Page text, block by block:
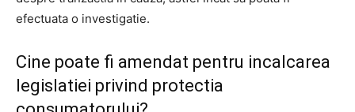
efectuata o investigatie.
Cine poate fi amendat pentru incalcarea
legislatiei privind protectia